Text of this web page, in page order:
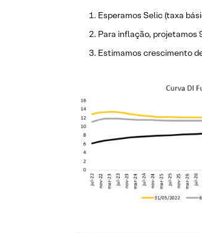
Esperamos Selic (taxa
Para inflação, projetamos
Estimamos crescimento